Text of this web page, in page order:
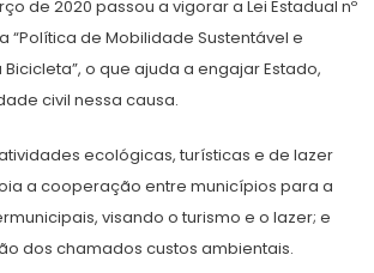
de 2020 passou a vigorar a Lei Estadual nº
“Política de Mobilidade Sustentável e
o que ajuda a engajar Estado,
civil nessa causa.
ecológicas, turísticas e de lazer
a cooperação entre municípios para a
visando o turismo e o lazer; e
dos chamados custos ambientais.